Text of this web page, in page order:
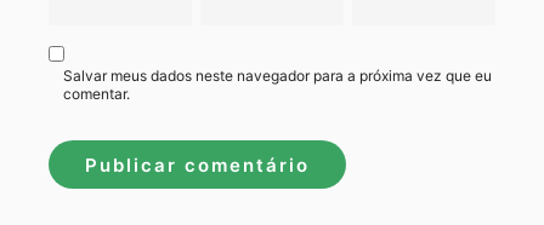
Salvar meus dados neste navegador para a próxima vez que eu
comentar.